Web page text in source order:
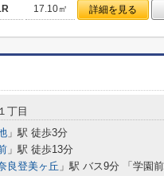
17.10㎡ 詳細を見る
１丁目
」駅 徒歩3分
」駅 徒歩13分
良登美ヶ丘 」駅 バス9分 「学園